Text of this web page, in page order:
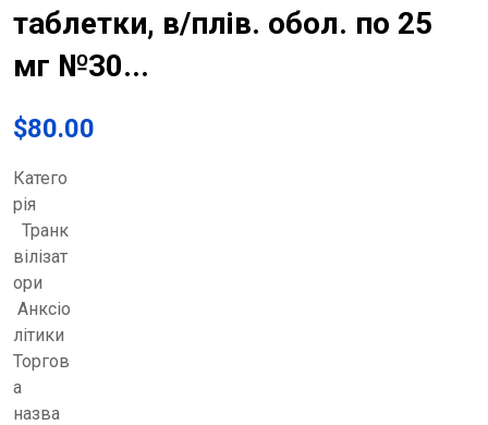
таблетки, в/плів. обол. по 25
мг №30...
$80.00
Катего
рія
Транк
вілізат
ори
Анксіо
літики
Торгов
а
назва